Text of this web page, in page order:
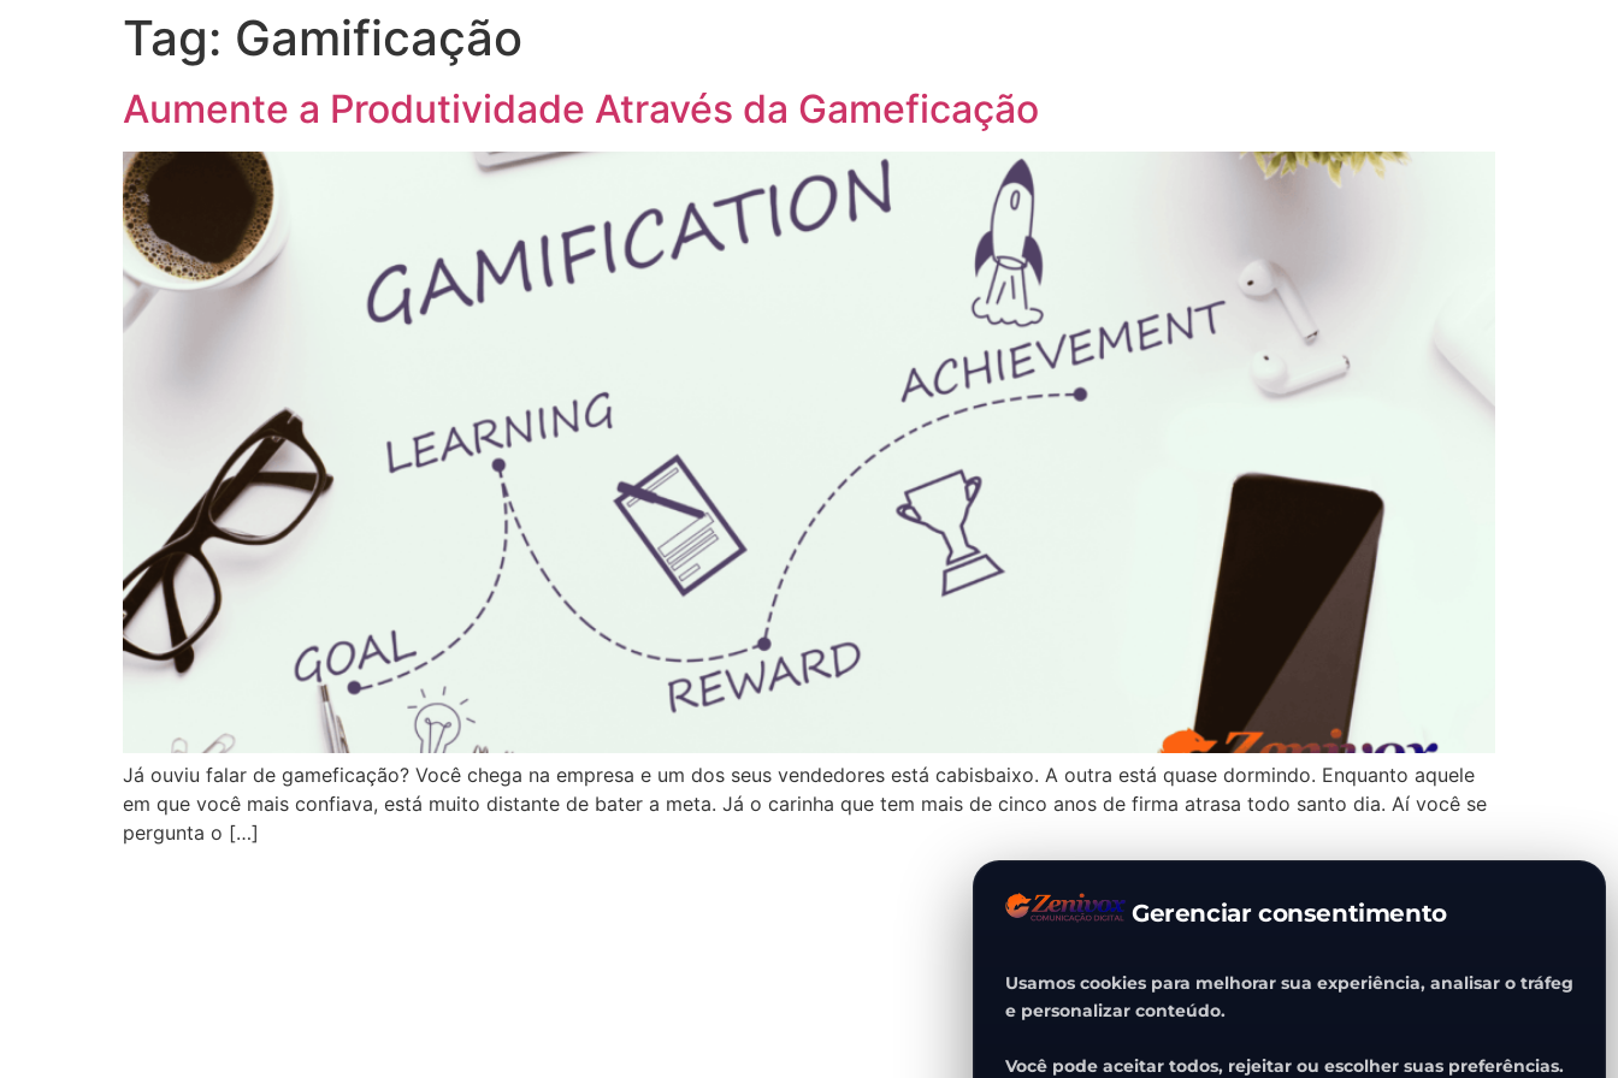
Gerenciar consentimento
Usamos cookies para melhorar sua experiência, analisar o tráfego
e personalizar conteúdo.
Você pode aceitar todos, rejeitar ou escolher suas preferências.
Tag: Gamificação
Aumente a Produtividade Através da Gameficação
Já ouviu falar de gameficação? Você chega na empresa e um dos seus vendedores está cabisbaixo. A outra está quase dormindo. Enquanto aquele
em que você mais confiava, está muito distante de bater a meta. Já o carinha que tem mais de cinco anos de firma atrasa todo santo dia. Aí você se
pergunta o […]